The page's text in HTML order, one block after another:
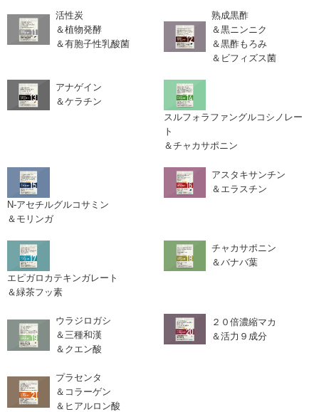
活性炭
＆植物発酵
＆有胞子性乳酸菌
熟成黒酢
＆黒ニンニク
＆黒酢もろみ
＆ビフィズス菌
アナゲイン
＆ケラチン
スルフォラファングルコシノレー
ト
＆チャカサポニン
N-アセチルグルコサミン
＆モリンガ
アスタキサンチン
＆エラスチン
エピガロカテキンガレート
＆緑茶フッ素
チャカサポニン
＆バナバ葉
ウラジロガシ
＆三種和漢
＆クエン酸
２０倍濃縮マカ
＆活力９成分
プラセンタ
＆コラーゲン
＆ヒアルロン酸